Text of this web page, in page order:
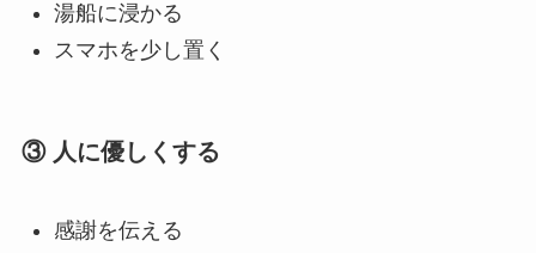
湯船に浸かる
スマホを少し置く
③ 人に優しくする
感謝を伝える